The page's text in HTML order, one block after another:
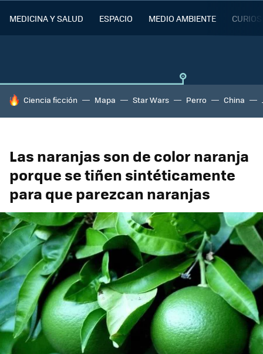
MEDICINA Y SALUD ESPACIO MEDIO AMBIENTE
HOY SE HABLA DE
Ciencia ficción Mapa Star Wars Perro China
Las naranjas son de color naranja
porque se tiñen sintéticamente
para que parezcan naranjas